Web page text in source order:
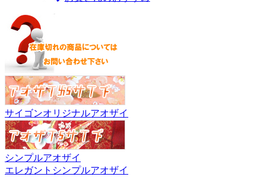
サイゴンオリジナルアオザイ
シンプルアオザイ
エレガントシンプルアオザイ